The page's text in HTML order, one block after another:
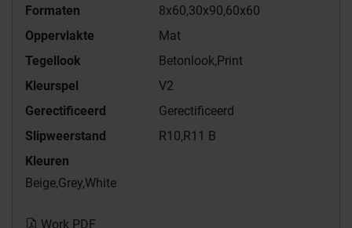
Formaten 8x60,30x90,60x60
Oppervlakte
Mat
Tegellook
Betonlook,Print
Kleurspel
V2
Gerectificeerd
Gerectificeerd
Slipweerstand
R10,R11 B
Kleuren
Beige,Grey,White
Work PDF